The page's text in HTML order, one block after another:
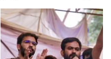
जलाभिषेक